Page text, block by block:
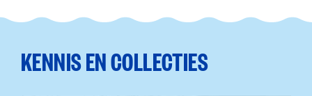
KENNIS EN COLLECTIES